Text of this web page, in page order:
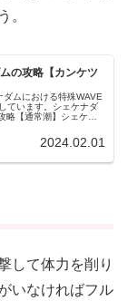
。
の攻略【カンケツ
ダムにおける特殊WAVE
ています。シェケナダ
略【通常潮】シェケナ
2024.02.01
して体力を削り
いなければフル